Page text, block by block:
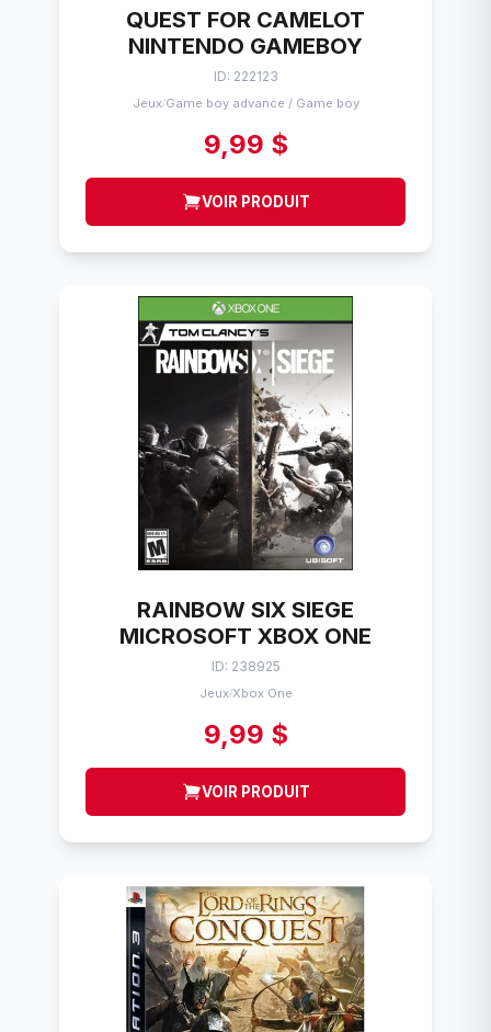
QUEST FOR CAMELOT
NINTENDO GAMEBOY
ID: 222123
Jeux/Game boy advance / Game boy
9,99 $
VOIR PRODUIT
RAINBOW SIX SIEGE
MICROSOFT XBOX ONE
ID: 238925
Jeux/Xbox One
9,99 $
VOIR PRODUIT